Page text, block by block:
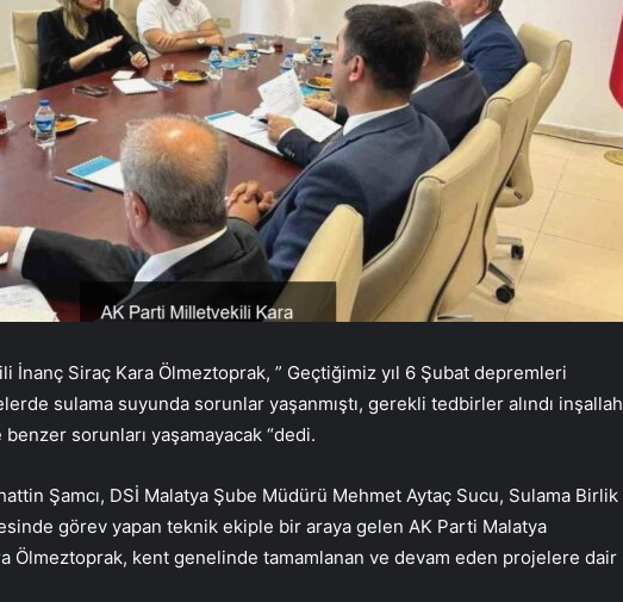
İnanç Siraç Kara Ölmeztoprak, ” Geçtiğimiz yıl 6 Şubat depremleri
sulama suyunda sorunlar yaşanmıştı, gerekli tedbirler alındı inşallah
sorunları yaşamayacak “dedi.
Şamcı, DSİ Malatya Şube Müdürü Mehmet Aytaç Sucu, Sulama Birlik
görev yapan teknik ekiple bir araya gelen AK Parti Malatya
Ölmeztoprak, kent genelinde tamamlanan ve devam eden projelere dair